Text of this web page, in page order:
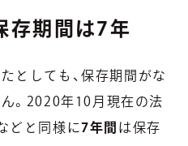
存期間は7年
としても、保存期間がな
。2020年10月現在の法
どと同様に7年間 は保存